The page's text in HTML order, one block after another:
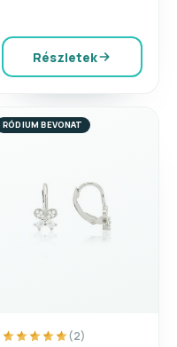
Részletek
RÓDIUM BEVONAT
(2)